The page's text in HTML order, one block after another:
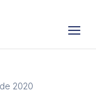
2020